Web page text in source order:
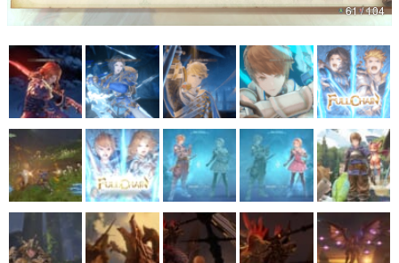
特集記事
マンガ
女性向け
アプリレビュー
その他
電ファミニコゲーマーとは？
運営：株式会社マレ
61 / 104